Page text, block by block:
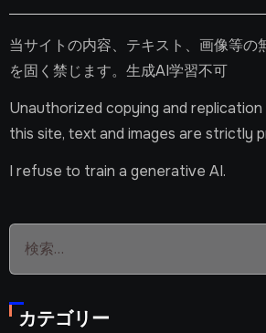
当サイトの内容、テキスト、画像等の
を固く禁じます。生成AI学習不可
Unauthorized copying and
this site, text and images are strictly
I refuse to train a generative AI.
検
カテゴリー